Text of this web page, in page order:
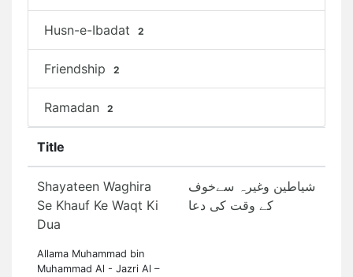
Husn-e-Ibadat 2
Friendship 2
Ramadan 2
Title
Shayateen Waghira
Se Khauf Ke Waqt Ki
Dua
Allama Muhammad bin
Muhammad Al - Jazri Al –
شیاطین وغیرہ سےخوف
کے وقت کی دعا